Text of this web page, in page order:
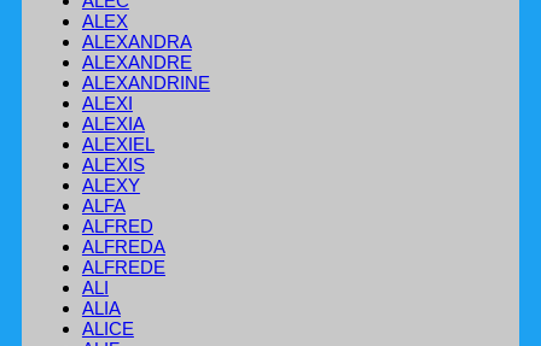
ALEX
ALEXANDRA
ALEXANDRE
ALEXANDRINE
ALEXI
ALEXIA
ALEXIEL
ALEXIS
ALEXY
ALFA
ALFRED
ALFREDA
ALFREDE
ALI
ALIA
ALICE